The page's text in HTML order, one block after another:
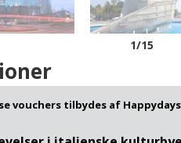
1/15
vouchers tilbydes af